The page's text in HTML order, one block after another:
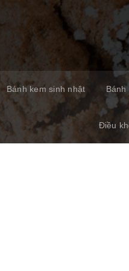
Bánh kem sinh nhật
Điều